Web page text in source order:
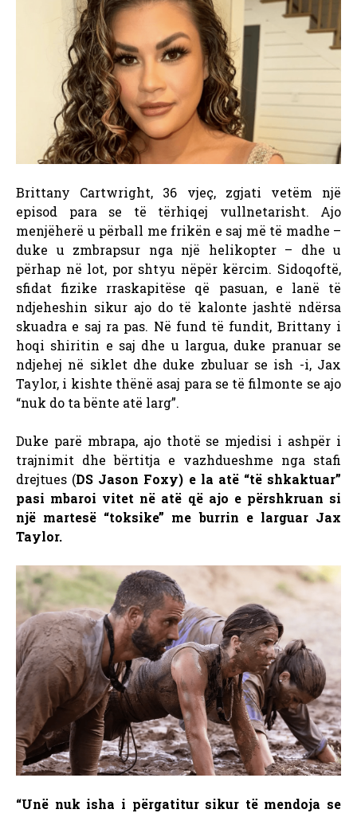
Brittany Cartwright, 36 vjeç, zgjati vetëm një
episod para se të tërhiqej vullnetarisht. Ajo
menjëherë u përball me frikën e saj më të madhe –
duke u zmbrapsur nga një helikopter – dhe u
përhap në lot, por shtyu nëpër kërcim. Sidoqoftë,
sfidat fizike rraskapitëse që pasuan, e lanë të
ndjeheshin sikur ajo do të kalonte jashtë ndërsa
skuadra e saj ra pas. Në fund të fundit, Brittany i
hoqi shiritin e saj dhe u largua, duke pranuar se
ndjehej në siklet dhe duke zbuluar se ish -i, Jax
Taylor, i kishte thënë asaj para se të filmonte se ajo
“nuk do ta bënte atë larg”.
Duke parë mbrapa, ajo thotë se mjedisi i ashpër i
trajnimit dhe bërtitja e vazhdueshme nga stafi
drejtues (DS Jason Foxy) e la atë “të shkaktuar”
pasi mbaroi vitet në atë që ajo e përshkruan si
një martesë “toksike” me burrin e larguar Jax
Taylor.
“Unë nuk isha i përgatitur sikur të mendoja se